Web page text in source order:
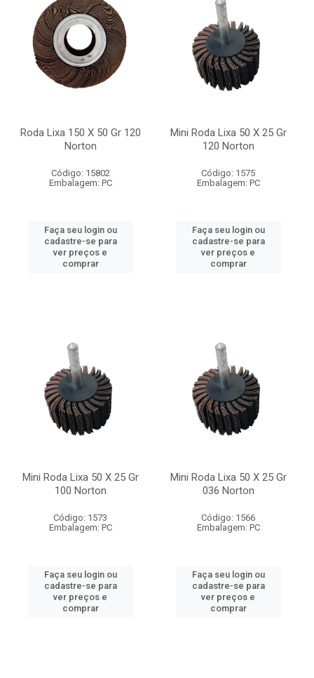
Roda Lixa 150 X 50 Gr 120
Norton
Código: 15802
Embalagem: PC
Faça seu login ou
cadastre-se para
ver preços e
comprar
Mini Roda Lixa 50 X 25 Gr
120 Norton
Código: 1575
Embalagem: PC
Faça seu login ou
cadastre-se para
ver preços e
comprar
Mini Roda Lixa 50 X 25 Gr
100 Norton
Código: 1573
Embalagem: PC
Faça seu login ou
cadastre-se para
ver preços e
comprar
Mini Roda Lixa 50 X 25 Gr
036 Norton
Código: 1566
Embalagem: PC
Faça seu login ou
cadastre-se para
ver preços e
comprar